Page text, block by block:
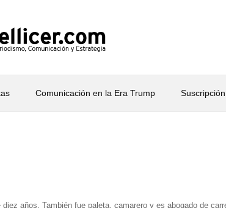
Comunicación en la Era Trump Suscripción
años. También fue paleta, camarero y es abogado de